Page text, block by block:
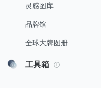
灵感图库
品牌馆
全球大牌图册
工具箱